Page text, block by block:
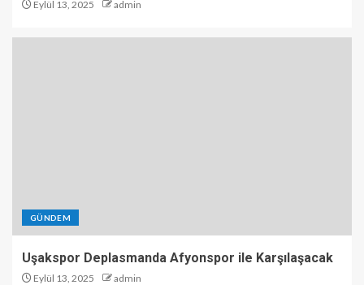
Eylül 13, 2025 admin
GÜNDEM
Uşakspor Deplasmanda Afyonspor ile Karşılaşacak
Eylül 13, 2025 admin